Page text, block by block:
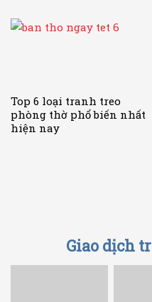
Top 6 loại tranh treo
phòng thờ phổ biến nhất
hiện nay
Giao dịch